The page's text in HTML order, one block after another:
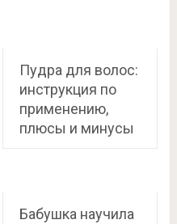
Пудра для волос:
инструкция по
применению,
плюсы и минусы
Бабушка научила